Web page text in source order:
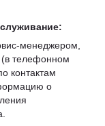
менеджером,
телефонном
контактам
о